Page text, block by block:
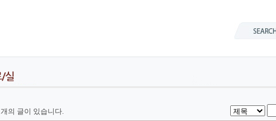
개의 글이 있습니다.